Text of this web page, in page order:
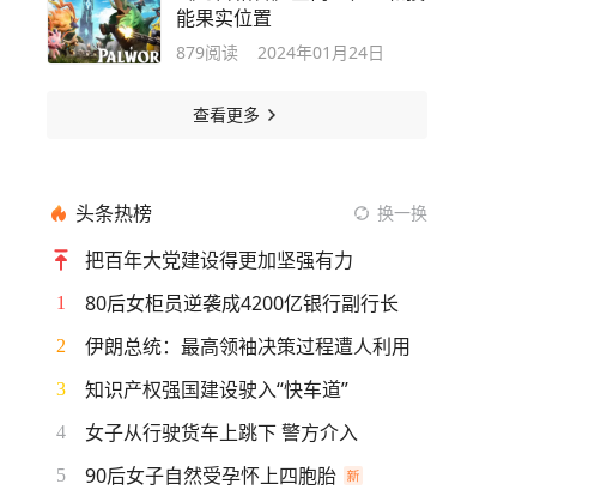
能果实位置
879阅读 2024年01月24日
查看更多
头条热榜 换一换
把百年大党建设得更加坚强有力
1 80后女柜员逆袭成4200亿银行副行长
2 伊朗总统：最高领袖决策过程遭人利用
3 知识产权强国建设驶入“快车道”
4 女子从行驶货车上跳下 警方介入
5 90后女子自然受孕怀上四胞胎